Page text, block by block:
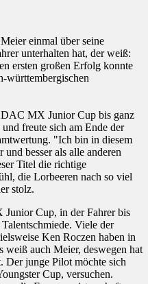
einmal über seine
unterhalten hat, der weiß:
ersten großen Erfolg konnte
württembergischen
MX Junior Cup bis ganz
freute sich am Ende der
"Ich bin in diesem
besser als alle anderen
Titel die richtige
die Lorbeeren nach so viel
stolz.
Cup, in der Fahrer bis
Viele der
Ken Roczen haben in
weiß auch Meier, deswegen hat
Der junge Pilot möchte sich
Cup, versuchen.